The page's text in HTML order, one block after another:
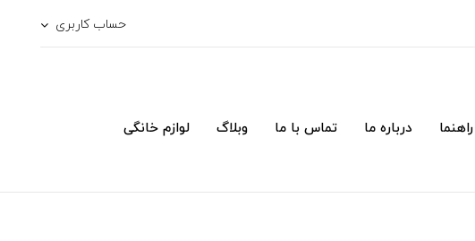
حساب کاربری
راهنما درباره ما تماس با ما وبلاگ لوازم خانگی